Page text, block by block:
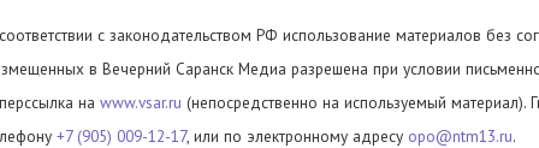
с законодательством РФ использование материалов без
в Вечерний Саранск Медиа разрешена при условии
на www.vsar.ru (непосредственно на используемый материал).
+7 (905) 009-12-17, или по электронному адресу opo@ntm13.ru.